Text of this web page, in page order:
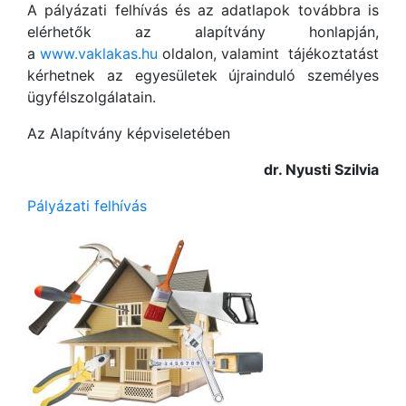
A pályázati felhívás és az adatlapok továbbra is
elérhetők az alapítvány honlapján,
a www.vaklakas.hu oldalon, valamint tájékoztatást
kérhetnek az egyesületek újrainduló személyes
ügyfélszolgálatain.
Az Alapítvány képviseletében
dr. Nyusti Szilvia
Pályázati felhívás